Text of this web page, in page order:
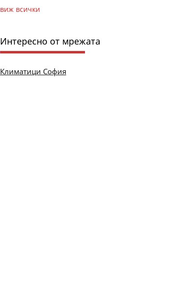
виж всички
Интересно от мрежата
Климатици София